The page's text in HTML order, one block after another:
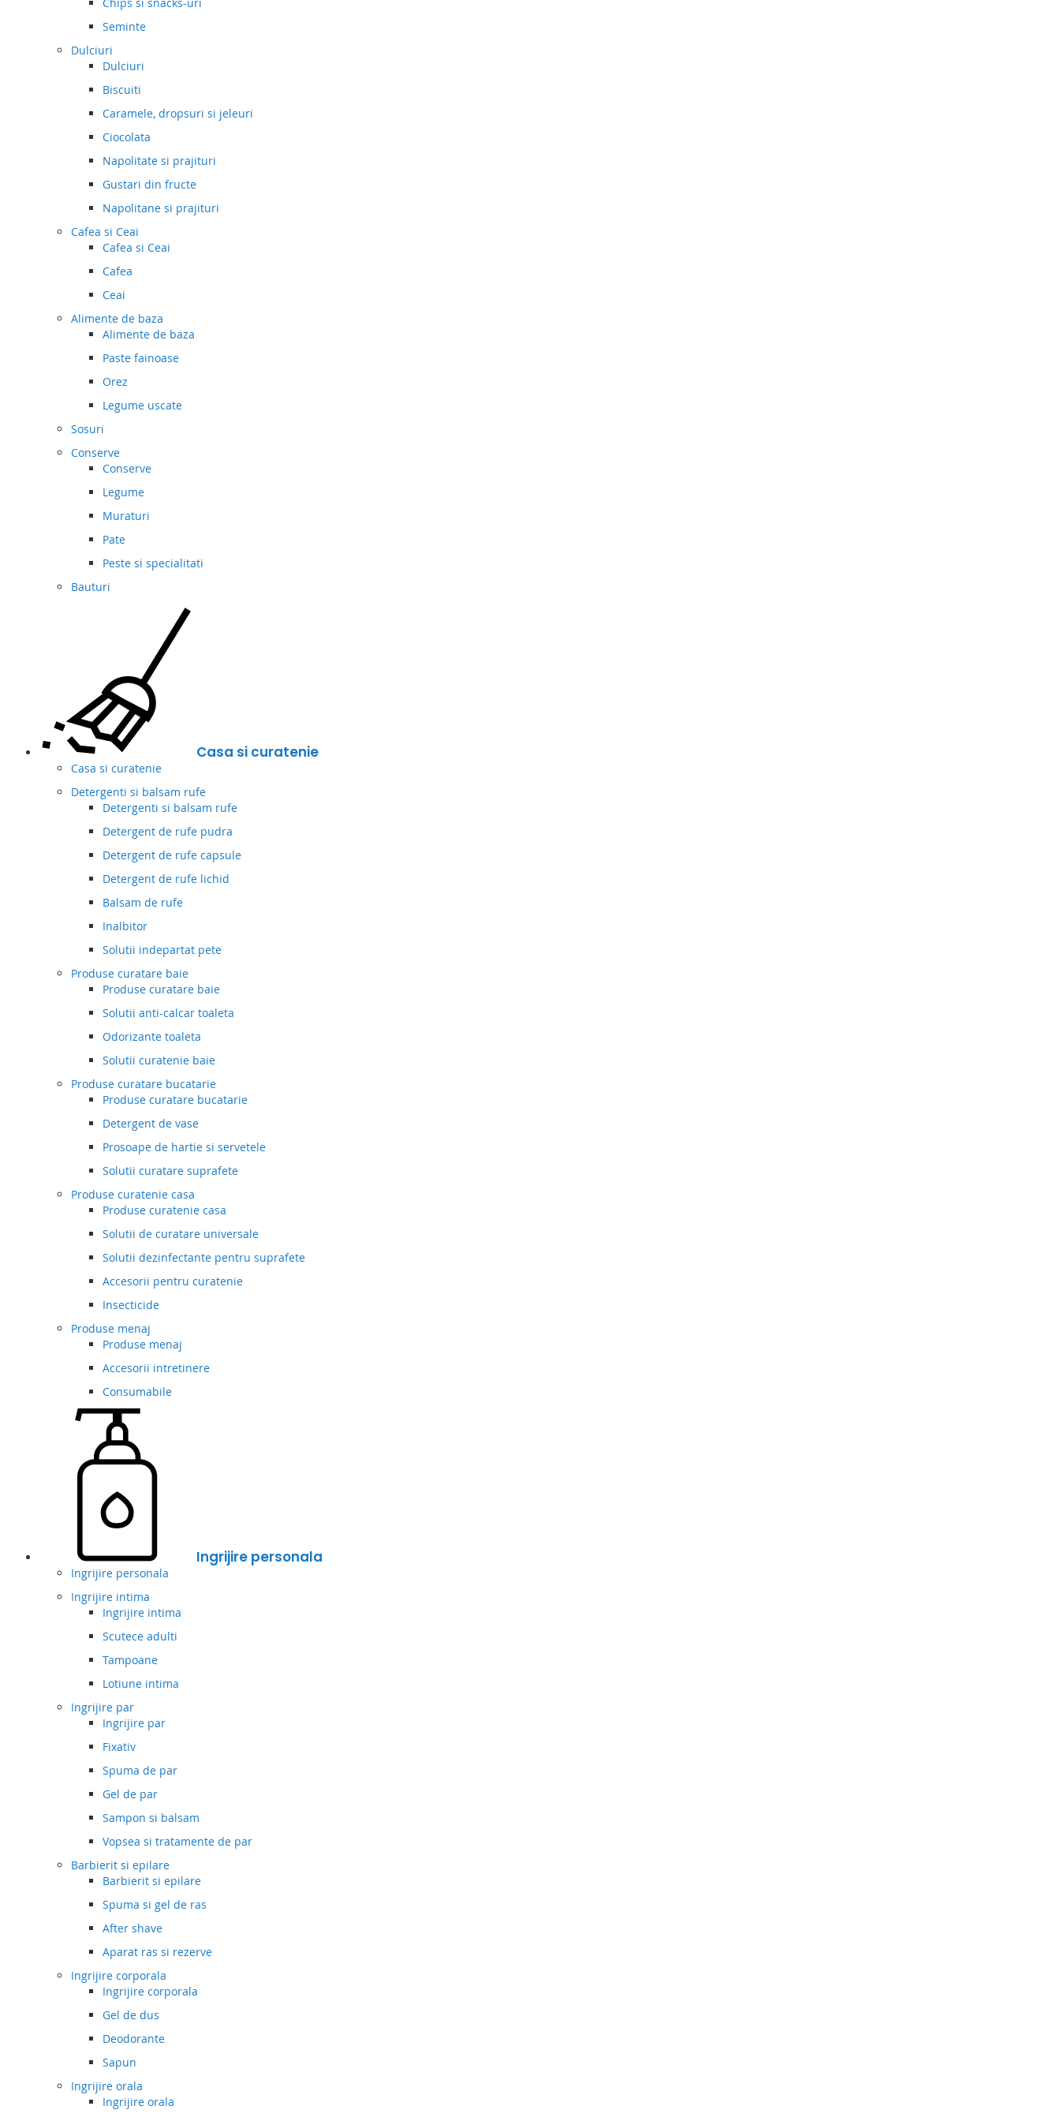
Chips si snacks-uri
Seminte
Dulciuri
Dulciuri
Biscuiti
Caramele, dropsuri si jeleuri
Ciocolata
Napolitate si prajituri
Gustari din fructe
Napolitane si prajituri
Cafea si Ceai
Cafea si Ceai
Cafea
Ceai
Alimente de baza
Alimente de baza
Paste fainoase
Orez
Legume uscate
Sosuri
Conserve
Conserve
Legume
Muraturi
Pate
Peste si specialitati
Bauturi
Casa si curatenie
Casa si curatenie
Detergenti si balsam rufe
Detergenti si balsam rufe
Detergent de rufe pudra
Detergent de rufe capsule
Detergent de rufe lichid
Balsam de rufe
Inalbitor
Solutii indepartat pete
Produse curatare baie
Produse curatare baie
Solutii anti-calcar toaleta
Odorizante toaleta
Solutii curatenie baie
Produse curatare bucatarie
Produse curatare bucatarie
Detergent de vase
Prosoape de hartie si servetele
Solutii curatare suprafete
Produse curatenie casa
Produse curatenie casa
Solutii de curatare universale
Solutii dezinfectante pentru suprafete
Accesorii pentru curatenie
Insecticide
Produse menaj
Produse menaj
Accesorii intretinere
Consumabile
Ingrijire personala
Ingrijire personala
Ingrijire intima
Ingrijire intima
Scutece adulti
Tampoane
Lotiune intima
Ingrijire par
Ingrijire par
Fixativ
Spuma de par
Gel de par
Sampon si balsam
Vopsea si tratamente de par
Barbierit si epilare
Barbierit si epilare
Spuma si gel de ras
After shave
Aparat ras si rezerve
Ingrijire corporala
Ingrijire corporala
Gel de dus
Deodorante
Sapun
Ingrijire orala
Ingrijire orala